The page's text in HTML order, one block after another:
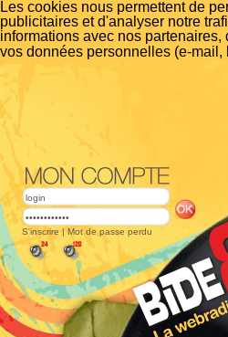
Les cookies nous permettent de
publicitaires et d'analyser notre
informations avec nos
vos données personnelles (e-mail,
S'inscrire | Mot de passe perdu